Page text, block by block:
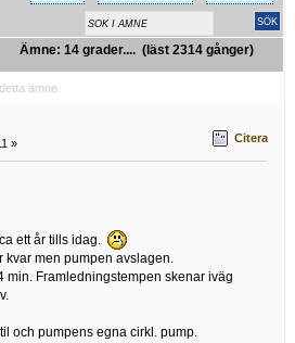
Ämne: 14 grader.... (läst 2314 gånger)
ämne.
» Citera
ett år tills idag.
kvar men pumpen avslagen.
min. Framledningstempen skenar iväg
och pumpens egna cirkl. pump.